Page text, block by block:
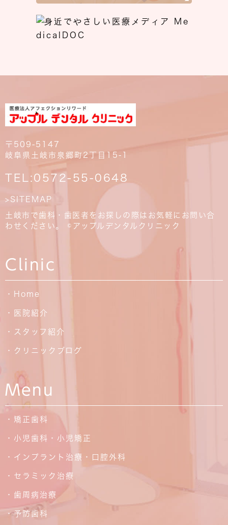
〒509-5147
岐阜県土岐市泉郷町2丁目15-1
TEL:0572-55-0648
>SITEMAP
土岐市で歯科・歯医者をお探しの際はお気軽にお問い合
わせください。 ©アップルデンタルクリニック
Clinic
・Home
・医院紹介
・スタッフ紹介
・クリニックブログ
Menu
・矯正歯科
・小児歯科・小児矯正
・インプラント治療・口腔外科
・セラミック治療
・歯周病治療
・予防歯科